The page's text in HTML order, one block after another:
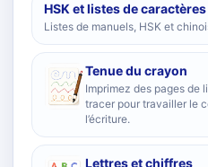
HSK et listes de caractères
Listes de manuels, HSK et
Tenue du crayon
Imprimez des pages de
tracer pour travailler le
l’écriture.
Lettres et chiffres